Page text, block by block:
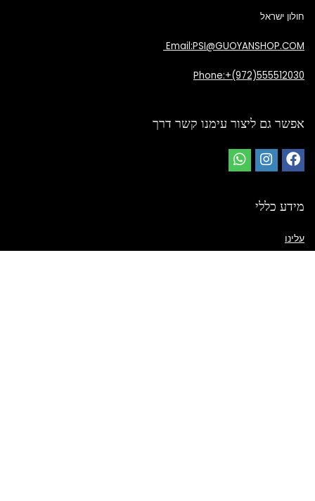
חולון ישראל
Email:PSI@GUOYANSHOP.COM
Phone:+(972)555512030
אפשר גם ליצור עימנו קשר דרך
מידע כללי
עלינו